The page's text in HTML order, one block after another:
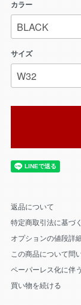
カラー
サイズ
返品について
特定商取引法に基づ
オプションの値段詳
この商品について問
ペーパーレス化に伴
買い物を続ける